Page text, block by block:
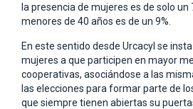
la presencia de mujeres es de solo un
menores de 40 años es de un 9%.
En este sentido desde Urcacyl se
mujeres a que participen en mayor
cooperativas, asociándose a las
las elecciones para formar parte de
que siempre tienen abiertas su